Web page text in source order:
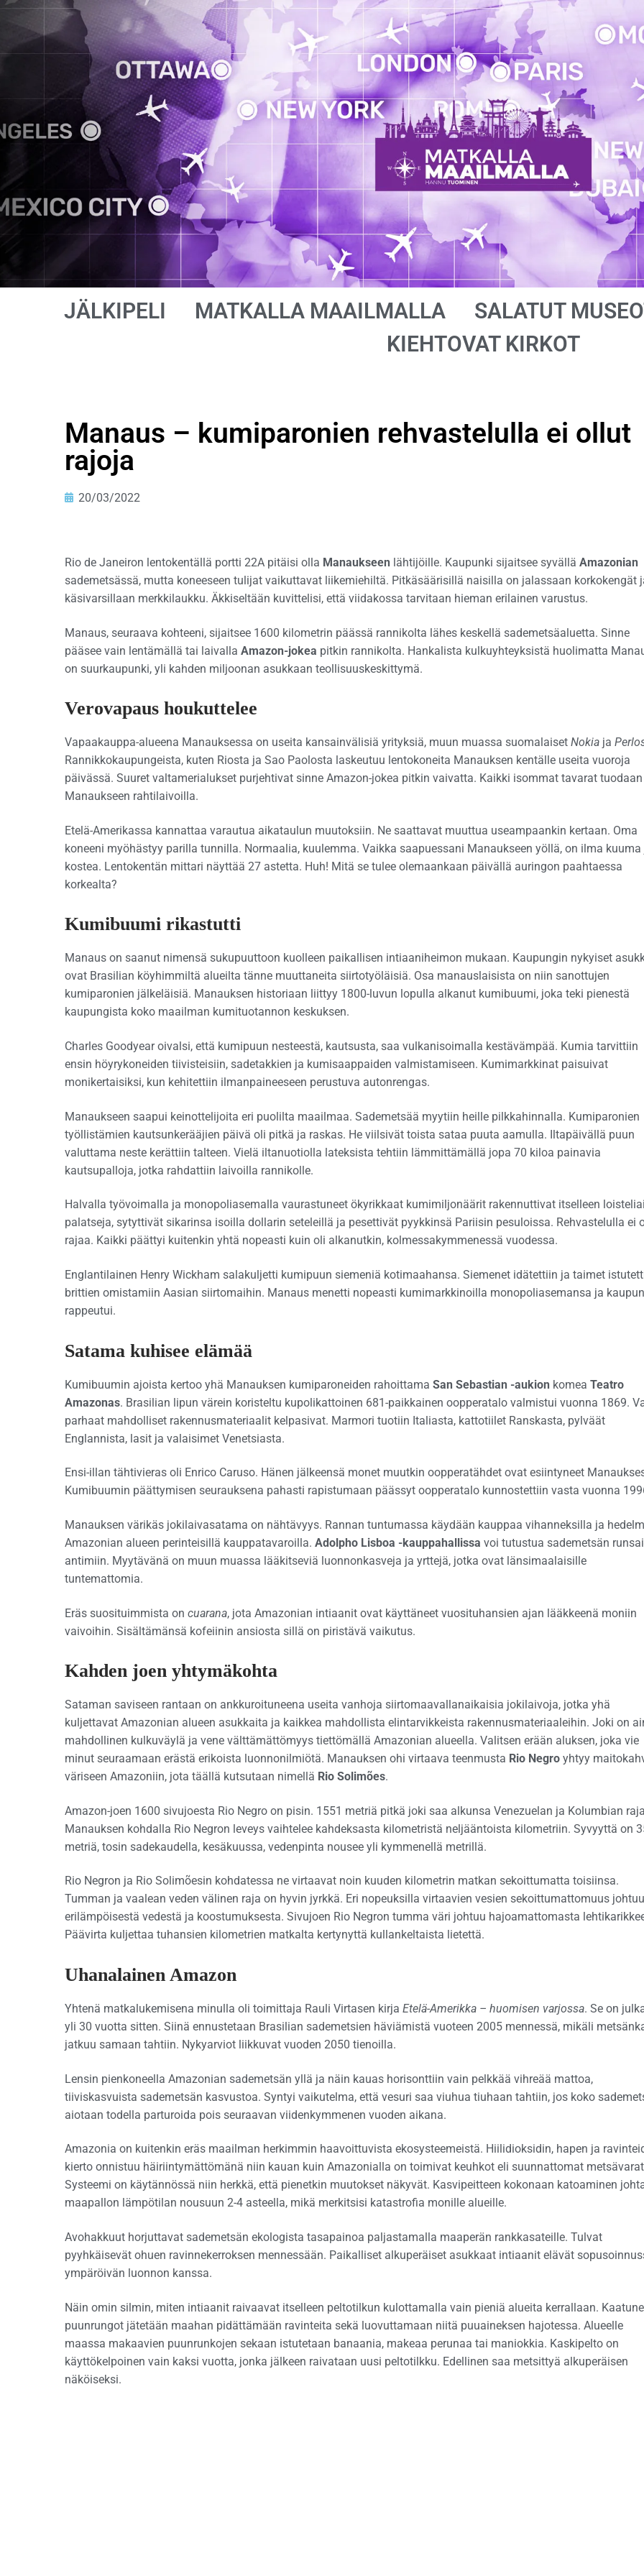
JÄLKIPELI MATKALLA MAAILMALLA SALATUT
KIEHTOVAT KIRKOT
Manaus – kumiparonien rehvastelulla ei ollut
rajoja
20/03/2022
Rio de Janeiron lentokentällä portti 22A pitäisi olla Manaukseen lähtijöille. Kaupunki sijaitsee syvällä Amazonian
sademetsässä, mutta koneeseen tulijat vaikuttavat liikemiehiltä. Pitkäsäärisillä naisilla on jalassaan korkokengät
käsivarsillaan merkkilaukku. Äkkiseltään kuvittelisi, että viidakossa tarvitaan hieman erilainen varustus.
Manaus, seuraava kohteeni, sijaitsee 1600 kilometrin päässä rannikolta lähes keskellä sademetsäaluetta. Sinne
pääsee vain lentämällä tai laivalla Amazon-jokea pitkin rannikolta. Hankalista kulkuyhteyksistä huolimatta
on suurkaupunki, yli kahden miljoonan asukkaan teollisuuskeskittymä.
Verovapaus houkuttelee
Vapaakauppa-alueena Manauksessa on useita kansainvälisiä yrityksiä, muun muassa suomalaiset Nokia ja
Rannikkokaupungeista, kuten Riosta ja Sao Paolosta laskeutuu lentokoneita Manauksen kentälle useita vuoroja
päivässä. Suuret valtamerialukset purjehtivat sinne Amazon-jokea pitkin vaivatta. Kaikki isommat tavarat tuodaan
Manaukseen rahtilaivoilla.
Etelä-Amerikassa kannattaa varautua aikataulun muutoksiin. Ne saattavat muuttua useampaankin kertaan. Oma
koneeni myöhästyy parilla tunnilla. Normaalia, kuulemma. Vaikka saapuessani Manaukseen yöllä, on ilma kuuma
kostea. Lentokentän mittari näyttää 27 astetta. Huh! Mitä se tulee olemaankaan päivällä auringon paahtaessa
korkealta?
Kumibuumi rikastutti
Manaus on saanut nimensä sukupuuttoon kuolleen paikallisen intiaaniheimon mukaan. Kaupungin nykyiset
ovat Brasilian köyhimmiltä alueilta tänne muuttaneita siirtotyöläisiä. Osa manauslaisista on niin sanottujen
kumiparonien jälkeläisiä. Manauksen historiaan liittyy 1800-luvun lopulla alkanut kumibuumi, joka teki pienestä
kaupungista koko maailman kumituotannon keskuksen.
Charles Goodyear oivalsi, että kumipuun nesteestä, kautsusta, saa vulkanisoimalla kestävämpää. Kumia tarvittiin
ensin höyrykoneiden tiivisteisiin, sadetakkien ja kumisaappaiden valmistamiseen. Kumimarkkinat paisuivat
monikertaisiksi, kun kehitettiin ilmanpaineeseen perustuva autonrengas.
Manaukseen saapui keinottelijoita eri puolilta maailmaa. Sademetsää myytiin heille pilkkahinnalla. Kumiparonien
työllistämien kautsunkerääjien päivä oli pitkä ja raskas. He viilsivät toista sataa puuta aamulla. Iltapäivällä puun
valuttama neste kerättiin talteen. Vielä iltanuotiolla lateksista tehtiin lämmittämällä jopa 70 kiloa painavia
kautsupalloja, jotka rahdattiin laivoilla rannikolle.
Halvalla työvoimalla ja monopoliasemalla vaurastuneet ökyrikkaat kumimiljonäärit rakennuttivat itselleen
palatseja, sytyttivät sikarinsa isoilla dollarin seteleillä ja pesettivät pyykkinsä Pariisin pesuloissa. Rehvastelulla ei
rajaa. Kaikki päättyi kuitenkin yhtä nopeasti kuin oli alkanutkin, kolmessakymmenessä vuodessa.
Englantilainen Henry Wickham salakuljetti kumipuun siemeniä kotimaahansa. Siemenet idätettiin ja taimet
brittien omistamiin Aasian siirtomaihin. Manaus menetti nopeasti kumimarkkinoilla monopoliasemansa ja
rappeutui.
Satama kuhisee elämää
Kumibuumin ajoista kertoo yhä Manauksen kumiparoneiden rahoittama San Sebastian -aukion komea Teatro
Amazonas. Brasilian lipun värein koristeltu kupolikattoinen 681-paikkainen oopperatalo valmistui vuonna 1869.
parhaat mahdolliset rakennusmateriaalit kelpasivat. Marmori tuotiin Italiasta, kattotiilet Ranskasta, pylväät
Englannista, lasit ja valaisimet Venetsiasta.
Ensi-illan tähtivieras oli Enrico Caruso. Hänen jälkeensä monet muutkin oopperatähdet ovat esiintyneet
Kumibuumin päättymisen seurauksena pahasti rapistumaan päässyt oopperatalo kunnostettiin vasta vuonna
Manauksen värikäs jokilaivasatama on nähtävyys. Rannan tuntumassa käydään kauppaa vihanneksilla ja
Amazonian alueen perinteisillä kauppatavaroilla. Adolpho Lisboa -kauppahallissa voi tutustua sademetsän
antimiin. Myytävänä on muun muassa lääkitseviä luonnonkasveja ja yrttejä, jotka ovat länsimaalaisille
tuntemattomia.
Eräs suosituimmista on cuarana, jota Amazonian intiaanit ovat käyttäneet vuosituhansien ajan lääkkeenä moniin
vaivoihin. Sisältämänsä kofeiinin ansiosta sillä on piristävä vaikutus.
Kahden joen yhtymäkohta
Sataman saviseen rantaan on ankkuroituneena useita vanhoja siirtomaavallanaikaisia jokilaivoja, jotka yhä
kuljettavat Amazonian alueen asukkaita ja kaikkea mahdollista elintarvikkeista rakennusmateriaaleihin. Joki on
mahdollinen kulkuväylä ja vene välttämättömyys tiettömällä Amazonian alueella. Valitsen erään aluksen, joka vie
minut seuraamaan erästä erikoista luonnonilmiötä. Manauksen ohi virtaava teenmusta Rio Negro yhtyy
väriseen Amazoniin, jota täällä kutsutaan nimellä Rio Solimões.
Amazon-joen 1600 sivujoesta Rio Negro on pisin. 1551 metriä pitkä joki saa alkunsa Venezuelan ja Kolumbian
Manauksen kohdalla Rio Negron leveys vaihtelee kahdeksasta kilometristä neljääntoista kilometriin. Syvyyttä on
metriä, tosin sadekaudella, kesäkuussa, vedenpinta nousee yli kymmenellä metrillä.
Rio Negron ja Rio Solimõesin kohdatessa ne virtaavat noin kuuden kilometrin matkan sekoittumatta toisiinsa.
Tumman ja vaalean veden välinen raja on hyvin jyrkkä. Eri nopeuksilla virtaavien vesien sekoittumattomuus johtuu
erilämpöisestä vedestä ja koostumuksesta. Sivujoen Rio Negron tumma väri johtuu hajoamattomasta
Päävirta kuljettaa tuhansien kilometrien matkalta kertynyttä kullankeltaista lietettä.
Uhanalainen Amazon
Yhtenä matkalukemisena minulla oli toimittaja Rauli Virtasen kirja Etelä-Amerikka – huomisen varjossa. Se on
yli 30 vuotta sitten. Siinä ennustetaan Brasilian sademetsien häviämistä vuoteen 2005 mennessä, mikäli
jatkuu samaan tahtiin. Nykyarviot liikkuvat vuoden 2050 tienoilla.
Lensin pienkoneella Amazonian sademetsän yllä ja näin kauas horisonttiin vain pelkkää vihreää mattoa,
tiiviskasvuista sademetsän kasvustoa. Syntyi vaikutelma, että vesuri saa viuhua tiuhaan tahtiin, jos koko
aiotaan todella parturoida pois seuraavan viidenkymmenen vuoden aikana.
Amazonia on kuitenkin eräs maailman herkimmin haavoittuvista ekosysteemeistä. Hiilidioksidin, hapen ja
kierto onnistuu häiriintymättömänä niin kauan kuin Amazonialla on toimivat keuhkot eli suunnattomat
Systeemi on käytännössä niin herkkä, että pienetkin muutokset näkyvät. Kasvipeitteen kokonaan katoaminen
maapallon lämpötilan nousuun 2-4 asteella, mikä merkitsisi katastrofia monille alueille.
Avohakkuut horjuttavat sademetsän ekologista tasapainoa paljastamalla maaperän rankkasateille. Tulvat
pyyhkäisevät ohuen ravinnekerroksen mennessään. Paikalliset alkuperäiset asukkaat intiaanit elävät
ympäröivän luonnon kanssa.
Näin omin silmin, miten intiaanit raivaavat itselleen peltotilkun kulottamalla vain pieniä alueita kerrallaan.
puunrungot jätetään maahan pidättämään ravinteita sekä luovuttamaan niitä puuaineksen hajotessa. Alueelle
maassa makaavien puunrunkojen sekaan istutetaan banaania, makeaa perunaa tai maniokkia. Kaskipelto on
käyttökelpoinen vain kaksi vuotta, jonka jälkeen raivataan uusi peltotilkku. Edellinen saa metsittyä alkuperäisen
näköiseksi.